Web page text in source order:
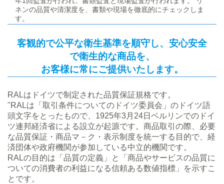
ネンの品質や清潔度を、書類や現場を徹底的にチェックしま
す。
客観的で公平な衛生基準を順守し、安心安全
で衛生的な商品を、
お客様に常にご提供いたします。
RALはドイツで制定された品質保証規格です。
"RALは「取引条件についてのドイツ委員会」のドイツ語
頭文字をとったもので、1925年3月24日ベルリンでのドイ
ツ連邦経済省による設立が起源です。商品取引の際、必要
な品質保証・商品マ－ク・表示制度を統一する目的で、経
済団体や政府機関が参加している中立的機関です。
RALの目的は「品質の定義」と「商品やサービスの品質に
ついての消費者の利益になる信頼ある数値指標」を示すこ
とです。